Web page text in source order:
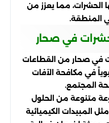
الحشرات، مما يعزز من
المنطقة.
في صحار
في صحار من القطاعات
في مكافحة الآفات
المجتمع.
متنوعة من الحلول
المبيدات الكيميائية